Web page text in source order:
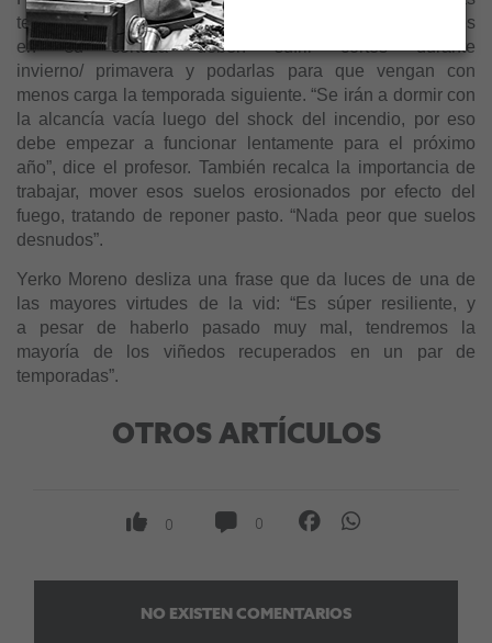
temporadas venideras. Aquellas plantas con daños leves
en su corteza deben sufrir cortes durante
invierno/ primavera y podarlas para que vengan con
menos carga la temporada siguiente. “Se irán a dormir con
la alcancía vacía luego del shock del incendio, por eso
debe empezar a funcionar lentamente para el próximo
año”, dice el profesor. También recalca la importancia de
trabajar, mover esos suelos erosionados por efecto del
fuego, tratando de reponer pasto. “Nada peor que suelos
desnudos”.
Yerko Moreno desliza una frase que da luces de una de
las mayores virtudes de la vid: “Es súper resiliente, y
a pesar de haberlo pasado muy mal, tendremos la
mayoría de los viñedos recuperados en un par de
temporadas”.
OTROS ARTÍCULOS
0 0
NO EXISTEN COMENTARIOS